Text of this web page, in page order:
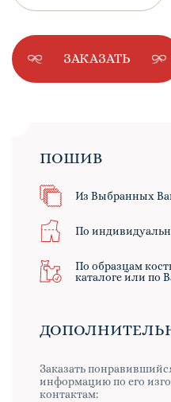
ЗАКАЗАТЬ
ПОШИВ
Из Выбранных
По
По образцам
каталоге или по
Заказать
информацию по его
контактам: